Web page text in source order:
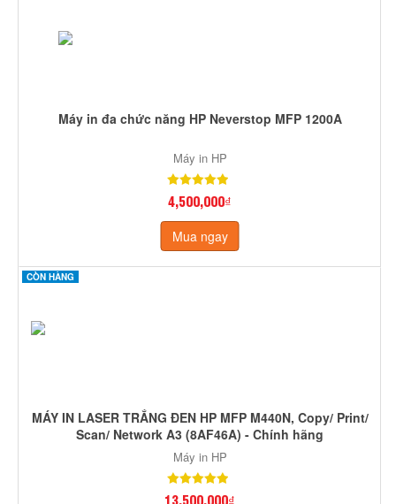
Máy in đa chức năng HP Neverstop MFP 1200A
Máy in HP
4,500,000₫
Mua ngay
CÒN HÀNG
MÁY IN LASER TRẮNG ĐEN HP MFP M440N, Copy/ Print/
Scan/ Network A3 (8AF46A) - Chính hãng
Máy in HP
13,500,000₫